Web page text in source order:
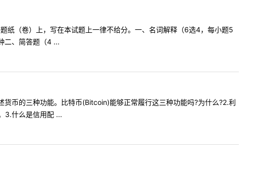
纸（卷）上，写在本试题上一律不给分。一、名词解释（6选4，每小题5
二、简答题（4 ...
币的三种功能。比特币(Bitcoin)能够正常履行这三种功能吗?为什么?2.利
3.什么是信用配 ...